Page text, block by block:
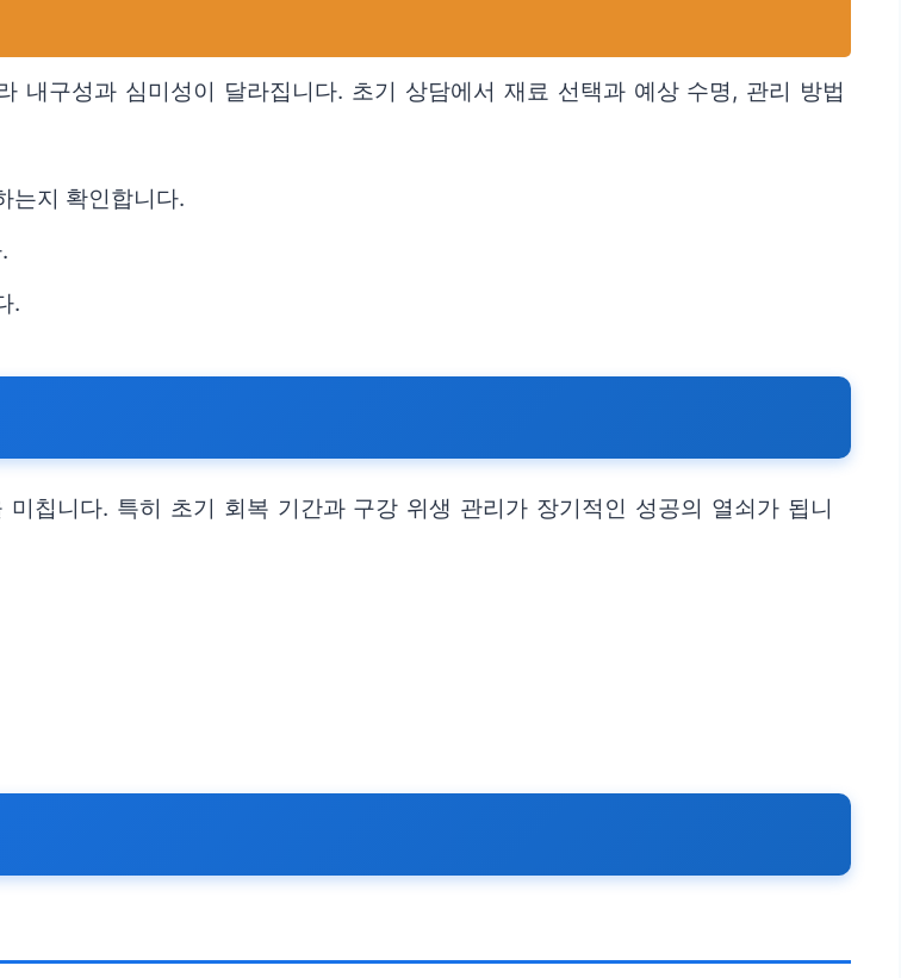
내구성과 심미성이 달라집니다. 초기 상담에서 재료 선택과 예상 수명, 관리 방법
는지 확인합니다.
.
칩니다. 특히 초기 회복 기간과 구강 위생 관리가 장기적인 성공의 열쇠가 됩니